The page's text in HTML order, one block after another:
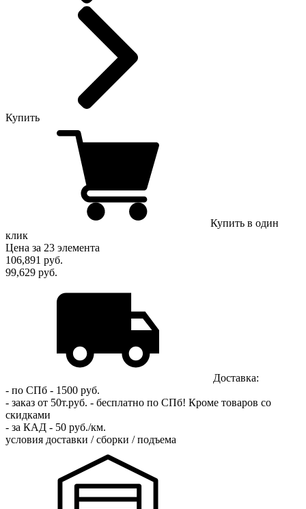
Купить
Купить в один
клик
Цена за 23 элемента
106,891 руб.
99,629 руб.
Доставка:
- по СПб - 1500 руб.
- заказ от 50т.руб. - бесплатно по СПб! Кроме товаров со
скидками
- за КАД - 50 руб./км.
условия доставки / сборки / подъема